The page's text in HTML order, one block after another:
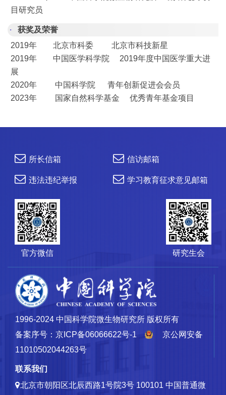
目研究员
获奖及荣誉
2019年 北京市科委 北京市科技新星
2019年 中国医学科学院 2019年度中国医学重大进
展
2020年 中国科学院 青年创新促进会会员
2023年 国家自然科学基金 优秀青年基金项目
所长信箱 信访邮箱
违法违纪举报 学习教育征求意见邮箱
官方微信 研究生会
1996-2024 中国科学院微生物研究所 版权所有
备案序号：京ICP备06066622号-1
京公网安备
11010502044263号
联系我们
北京市朝阳区北辰西路1号院3号 100101 中国普通微